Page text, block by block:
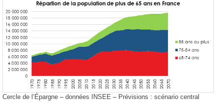
Cercle de l’Épargne – données INSEE – Prévisions : scénario central